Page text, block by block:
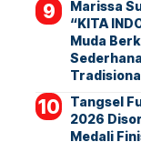
Marissa
“KITA
Muda
Tangsel
2026
Medali